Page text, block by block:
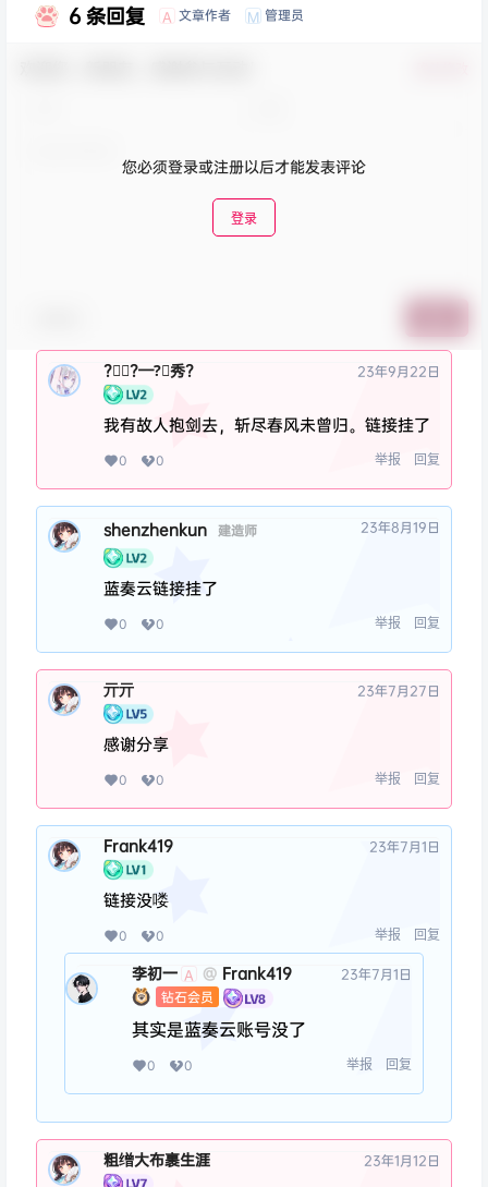
6 条回复 A 文章作者 M 管理员
您必须登录或注册以后才能发表评论
登录
?优⃢?━?⃢秀? 23年9月22日
我有故人抱剑去，斩尽春风未曾归。链接挂了
0 0 举报 回复
shenzhenkun 建造师 23年8月19日
蓝奏云链接挂了
0 0 举报 回复
亓亓 23年7月27日
感谢分享
0 0 举报 回复
Frank419 23年7月1日
链接没喽
0 0 举报 回复
李初一 A @ Frank419
钻石会员
23年7月1日
其实是蓝奏云账号没了
0 0 举报 回复
粗缯大布裹生涯 23年1月12日